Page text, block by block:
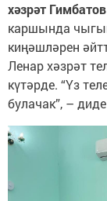
хәзрәт Гимбатов
каршында
киңәшләрен
Ленар хәзрәт
күтәрде. “Үз
булачак”, –